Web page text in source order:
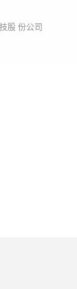
股 份公司